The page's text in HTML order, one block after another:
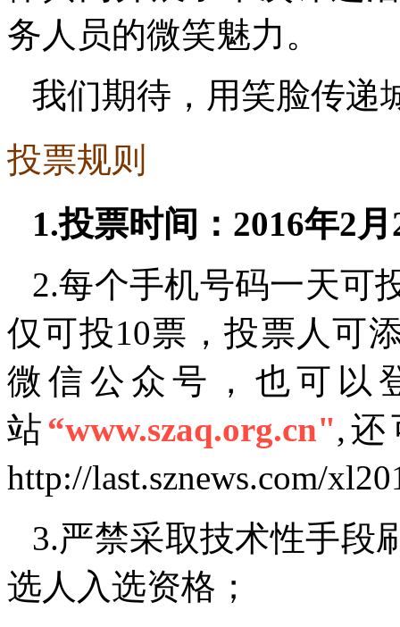
务人员的微笑魅力。
我们期待，用笑脸传递
投票规则
1.投票时间：2016年2
2.每个手机号码一天可
仅可投10票，投票人可
微信公众号，也可以
站 “www.szaq.org.cn",还
http://last.sznews.com/
3.严禁采取技术性手段
选人入选资格；